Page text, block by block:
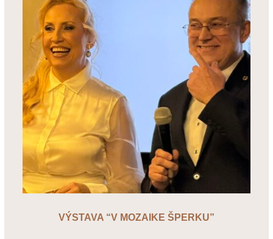
VÝSTAVA “V MOZAIKE ŠPERKU”